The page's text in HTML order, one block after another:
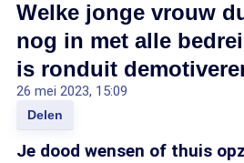
Welke jonge vrouw
nog in met alle
is ronduit
26 mei 2023, 15:09
Delen
Je dood wensen of thuis